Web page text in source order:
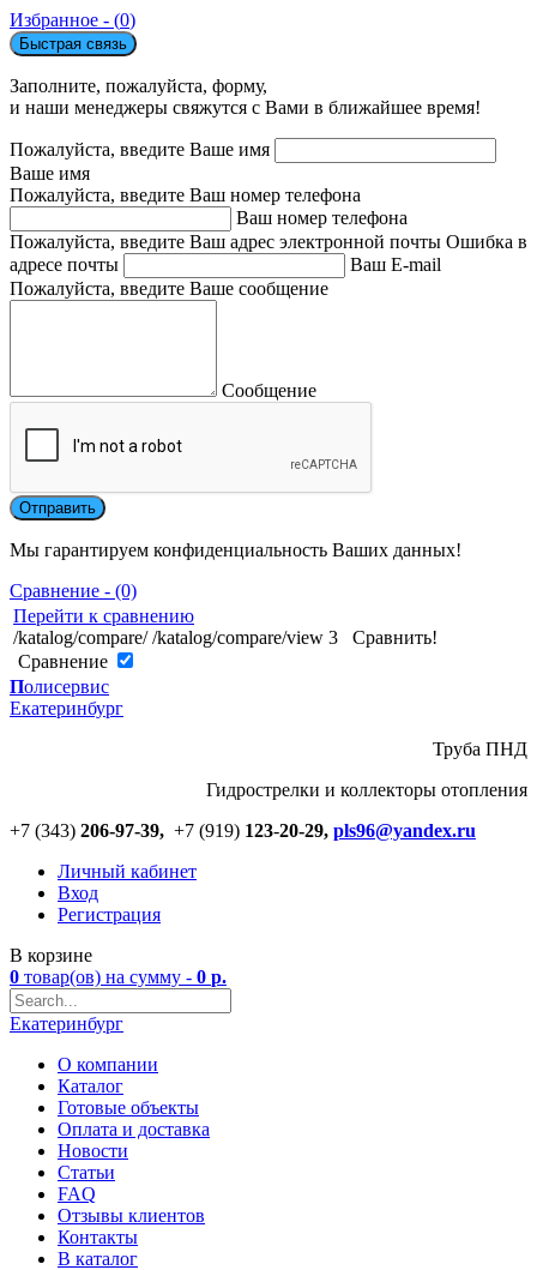
Избранное - (0)
Быстрая связь
Заполните, пожалуйста, форму,
и наши менеджеры свяжутся с Вами в ближайшее время!
Пожалуйста, введите Ваше имя
Ваше имя
Пожалуйста, введите Ваш номер телефона
Ваш номер телефона
Пожалуйста, введите Ваш адрес электронной почты Ошибка в
адресе почты
Ваш E-mail
Пожалуйста, введите Ваше сообщение
Сообщение
Мы гарантируем конфиденциальность Ваших данных!
Сравнение - (0)
Перейти к сравнению
/katalog/compare/ /katalog/compare/view 3
Сравнить!
Cравнение
Полисервис
Екатеринбург
Труба ПНД
Гидрострелки и коллекторы отопления
+7 (343) 206-97-39, +7 (919) 123-20-29, pls96@yandex.ru
Личный кабинет
Вход
Регистрация
В корзине
0 товар(ов) на сумму - 0 р.
Екатеринбург
О компании
Каталог
Готовые объекты
Оплата и доставка
Новости
Статьи
FAQ
Отзывы клиентов
Контакты
В каталог